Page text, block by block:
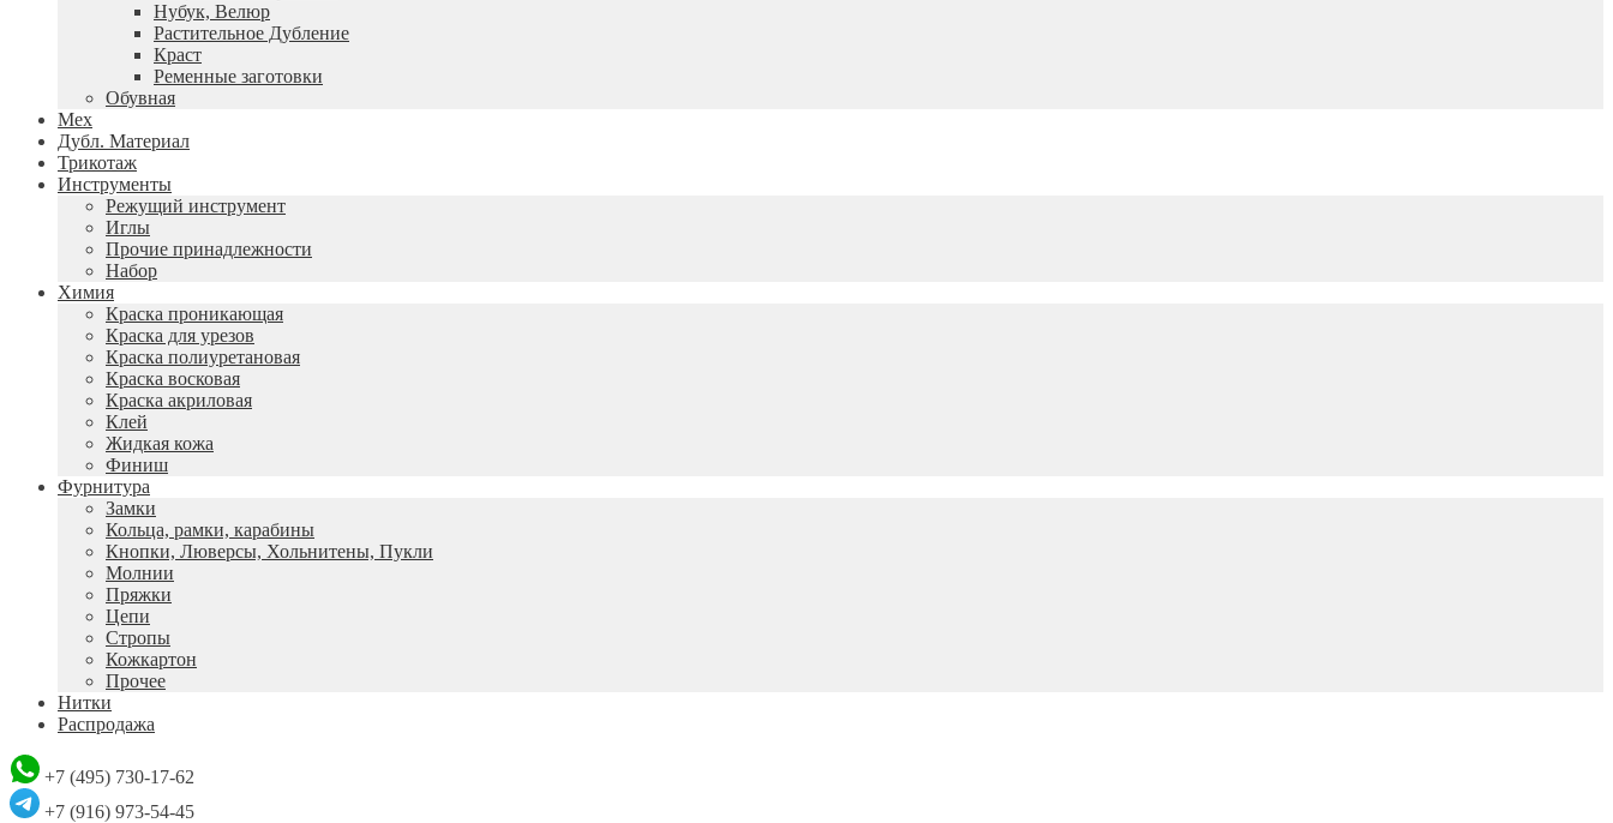
Нубук, Велюр
Растительное Дубление
Краст
Ременные заготовки
Обувная
Мех
Дубл. Материал
Трикотаж
Инструменты
Режущий инструмент
Иглы
Прочие принадлежности
Набор
Химия
Краска проникающая
Краска для урезов
Краска полиуретановая
Краска восковая
Краска акриловая
Клей
Жидкая кожа
Финиш
Фурнитура
Замки
Кольца, рамки, карабины
Кнопки, Люверсы, Хольнитены, Пукли
Молнии
Пряжки
Цепи
Стропы
Кожкартон
Прочее
Нитки
Распродажа
+7 (495) 730-17-62
+7 (916) 973-54-45